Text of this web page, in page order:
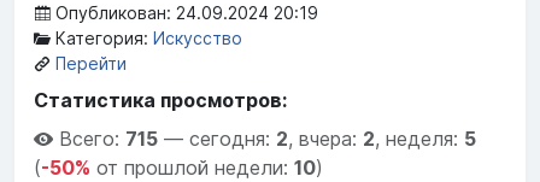
Опубликован: 24.09.2024 20:19
Категория: Искусство
Перейти
Статистика просмотров:
Всего: 715 — сегодня: 2, вчера: 2, неделя: 5
(-50% от прошлой недели: 10)